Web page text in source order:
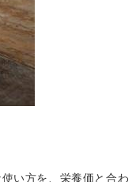
い方を、栄養価と合わ